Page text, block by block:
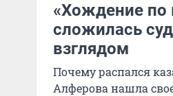
«Хождение
сложилась
взглядом
Почему распался
Алферова нашла